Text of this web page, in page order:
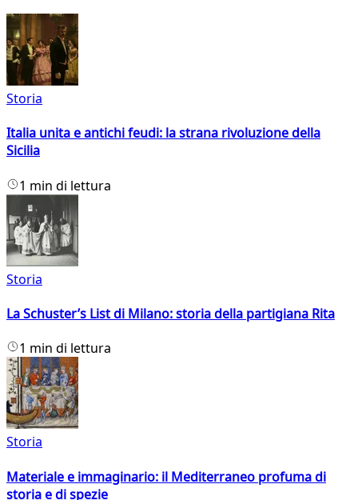
Storia
Italia unita e antichi feudi: la strana rivoluzione della
Sicilia
1 min di lettura
Storia
La Schuster’s List di Milano: storia della partigiana Rita
1 min di lettura
Storia
Materiale e immaginario: il Mediterraneo profuma di
storia e di spezie